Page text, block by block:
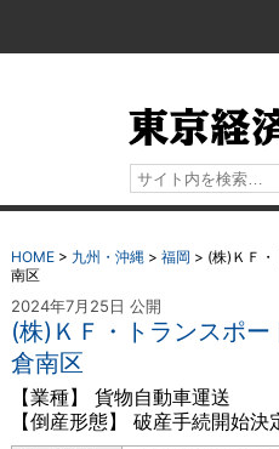
HOME> 九州・沖縄> 福岡 > (株)ＫＦ
南区
2024年7月25日 公開
(株)ＫＦ・トランスポ
倉南区
【業種】 貨物自動車運送
【倒産形態】 破産手続開始決